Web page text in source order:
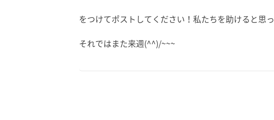
をつけてポストしてください！私たちを助けると思っ
それではまた来週(^^)/~~~